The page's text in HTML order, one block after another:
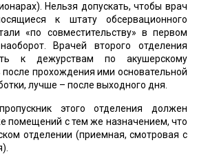
Нельзя допускать, чтобы врач
к штату обсервационного
«по совместительству» в первом
Врачей второго отделения
к дежурствам по акушерскому
прохождения ими основательной
лучше – после выходного дня.
этого отделения должен
помещений с тем же назначением, что
отделении (приемная, смотровая с